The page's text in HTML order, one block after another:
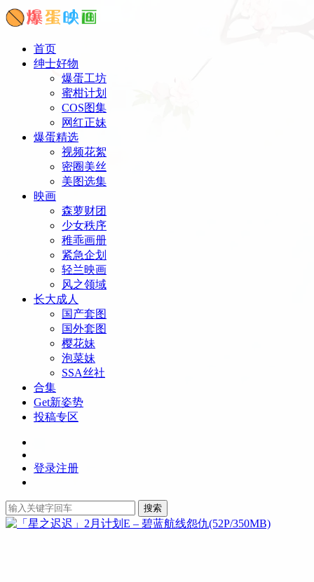
首页
绅士好物
爆蛋工坊
蜜柑计划
COS图集
网红正妹
爆蛋精选
视频花絮
密圈美丝
美图选集
映画
森萝财团
少女秩序
稚乖画册
紧急企划
轻兰映画
风之领域
长大成人
国产套图
国外套图
樱花妹
泡菜妹
SSA丝社
合集
Get新姿势
投稿专区
登录注册
搜索